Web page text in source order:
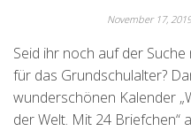
November 17,
Seid ihr noch auf der
für das Grundschulalter?
wunderschönen Kalender
der Welt. Mit 24 Briefchen“